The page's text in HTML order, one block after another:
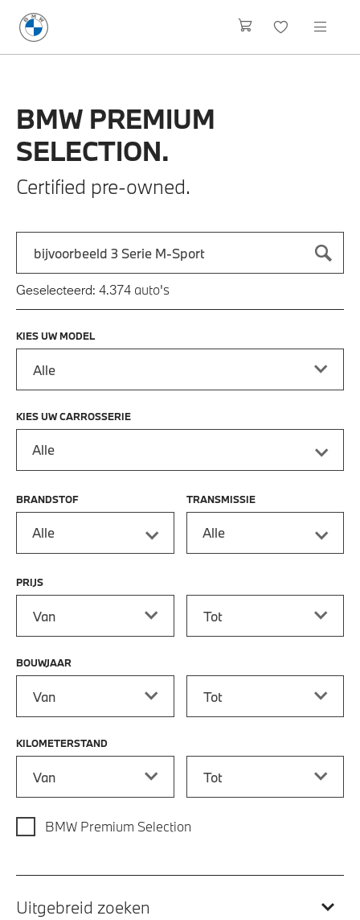
BMW PREMIUM
SELECTION.
Certified pre-owned.
Zoek naar een automodel, bijvoorbeeld 3 Serie M-Sport
Typ een automodel in en druk op enter om te zoeken
Geselecteerd: 4.374 auto's
KIES UW MODEL
KIES UW CARROSSERIE
Alle
BRANDSTOF
Alle
TRANSMISSIE
Alle
PRIJS
BOUWJAAR
KILOMETERSTAND
BMW Premium Selection
Uitgebreid zoeken